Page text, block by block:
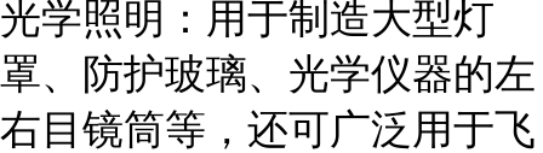
光学照明：用于制造大型灯
罩、防护玻璃、光学仪器的左
右目镜筒等，还可广泛用于飞